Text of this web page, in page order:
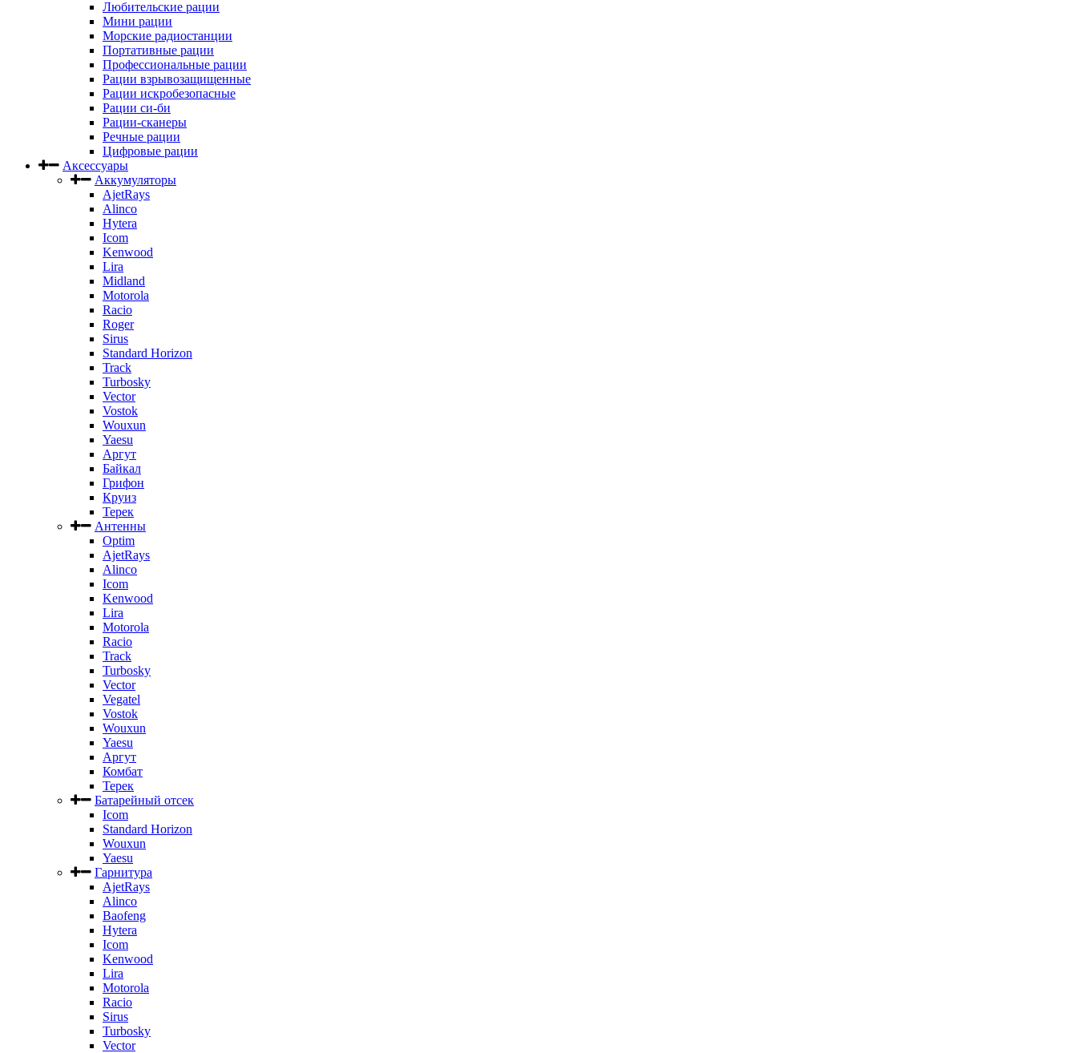
Любительские рации
Мини рации
Морские радиостанции
Портативные рации
Профессиональные рации
Рации взрывозащищенные
Рации искробезопасные
Рации си-би
Рации-сканеры
Речные рации
Цифровые рации
Аксессуары
Аккумуляторы
AjetRays
Alinco
Hytera
Icom
Kenwood
Lira
Midland
Motorola
Racio
Roger
Sirus
Standard Horizon
Track
Turbosky
Vector
Vostok
Wouxun
Yaesu
Аргут
Байкал
Грифон
Круиз
Терек
Антенны
Optim
AjetRays
Alinco
Icom
Kenwood
Lira
Motorola
Racio
Track
Turbosky
Vector
Vegatel
Vostok
Wouxun
Yaesu
Аргут
Комбат
Терек
Батарейный отсек
Icom
Standard Horizon
Wouxun
Yaesu
Гарнитура
AjetRays
Alinco
Baofeng
Hytera
Icom
Kenwood
Lira
Motorola
Racio
Sirus
Turbosky
Vector